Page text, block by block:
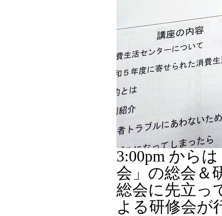
3:00pm から
会」の総会＆
総会に先立っ
よる研修会が